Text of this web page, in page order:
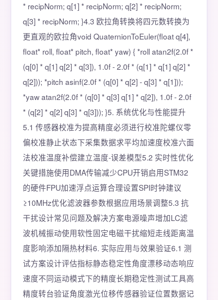
* recipNorm; q[1] * recipNorm; q[2] * recipNorm;
q[3] * recipNorm; }4.3 欧拉角转换将四元数转换为
更直观的欧拉角void QuaternionToEuler(float q[4],
float* roll, float* pitch, float* yaw) { *roll atan2f(2.0f *
(q[0] * q[1] q[2] * q[3]), 1.0f - 2.0f * (q[1] * q[1] q[2] *
q[2])); *pitch asinf(2.0f * (q[0] * q[2] - q[3] * q[1]));
*yaw atan2f(2.0f * (q[0] * q[3] q[1] * q[2]), 1.0f - 2.0f
* (q[2] * q[2] q[3] * q[3])); }5. 系统优化与性能提升
5.1 传感器校准为提高精度必须进行校准陀螺仪零
偏校准静止状态下采集数据求平均加速度校准六面
法校准温度补偿建立温度-误差模型5.2 实时性优化
关键措施使用DMA传输减少CPU开销启用STM32
的硬件FPU加速浮点运算合理设置SPI时钟建议
≥10MHz优化滤波器参数根据应用场景调整5.3 抗
干扰设计常见问题及解决方案电源噪声增加LC滤
波机械振动使用软性固定电磁干扰缩短走线距离温
度影响添加隔热材料6. 实际应用与效果验证6.1 测
试方案设计评估指标静态稳定性角度漂移动态响应
速度不同运动模式下的精度长期稳定性测试工具高
精度转台验证角度激光位移传感器验证位置数据记